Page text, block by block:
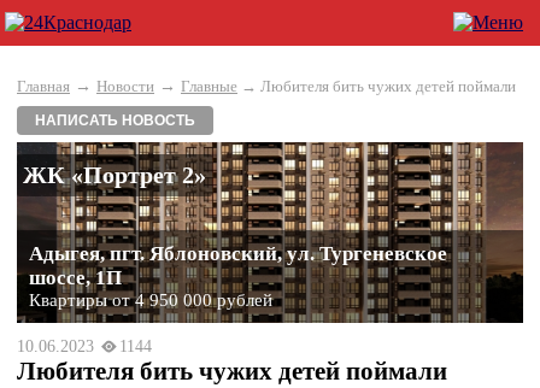
Главная → Новости → Главные → Любителя бить чужих детей поймали
НАПИСАТЬ НОВОСТЬ
ЖК «Портрет 2»
Адыгея, пгт. Яблоновский, ул. Тургеневское
шоссе, 1П
Квартиры от 4 950 000 рублей
10.06.2023 1144
Любителя бить чужих детей поймали